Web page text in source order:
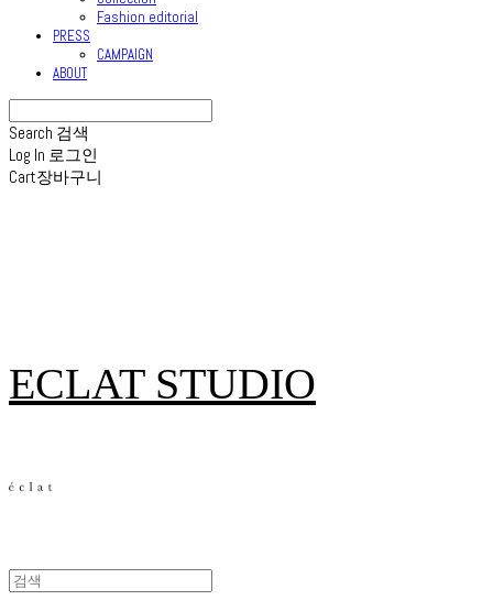
Fashion editorial
PRESS
CAMPAIGN
ABOUT
Search 검색
Log In 로그인
Cart장바구니
ECLAT STUDIO